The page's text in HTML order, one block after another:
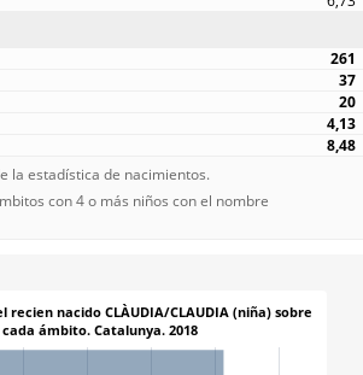
261
37
20
4,13
8,48
la estadística de nacimientos.
con 4 o más niños con el nombre